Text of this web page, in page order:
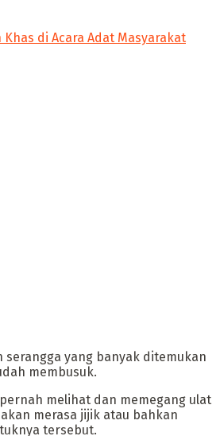
yang banyak ditemukan
membusuk.
melihat dan memegang ulat
merasa jijik atau bahkan
tersebut.